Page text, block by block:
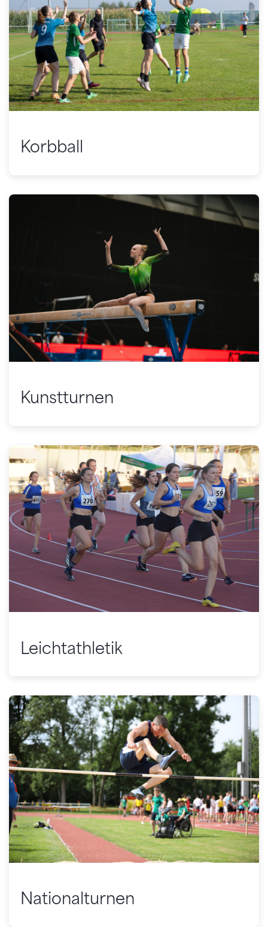
Korbball
Kunstturnen
Leichtathletik
Nationalturnen